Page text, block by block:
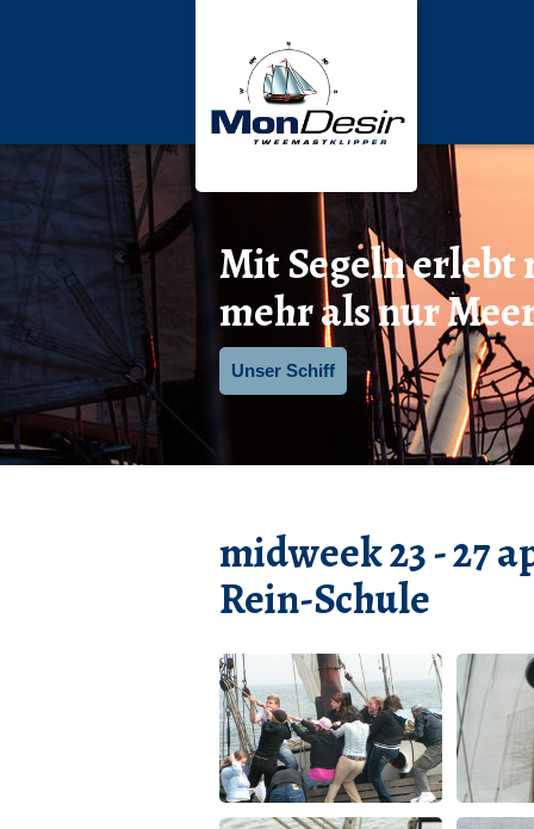
Mit Segeln erlebt
mehr als nur
Unser Schiff
midweek 23 - 27
Rein-Schule